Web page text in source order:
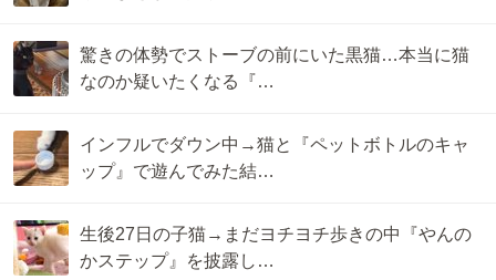
驚きの体勢でストーブの前にいた黒猫…本当に猫
なのか疑いたくなる『…
インフルでダウン中→猫と『ペットボトルのキャ
ップ』で遊んでみた結…
生後27日の子猫→まだヨチヨチ歩きの中『やんの
かステップ』を披露し…